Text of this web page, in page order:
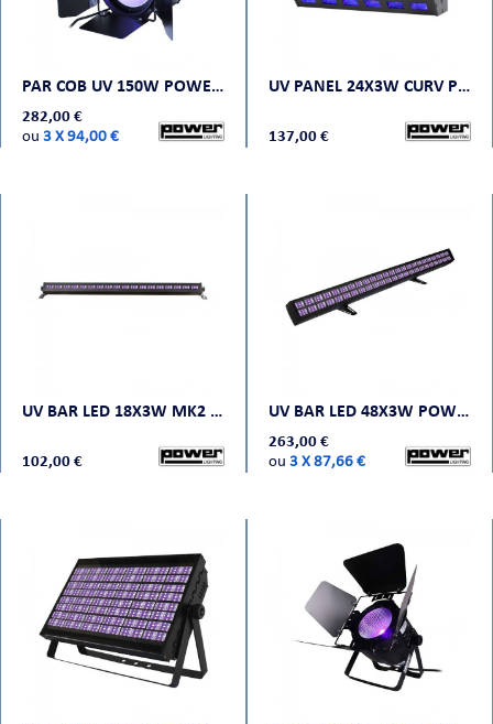
PAR COB UV 150W POWER LIGHTING
282,00 €
ou 3 X 94,00 €
UV PANEL 24X3W CURV POWER LIGHTING
137,00 €
UV BAR LED 18X3W MK2 POWER LIGHTING
102,00 €
UV BAR LED 48X3W POWER LIGHTING
263,00 €
ou 3 X 87,66 €